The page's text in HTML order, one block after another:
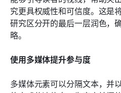
究更具权威性和可信度。这是
研究区分开的最后一层润色，
略。
使用多媒体提升参与度
多媒体元素可以分隔文本，并